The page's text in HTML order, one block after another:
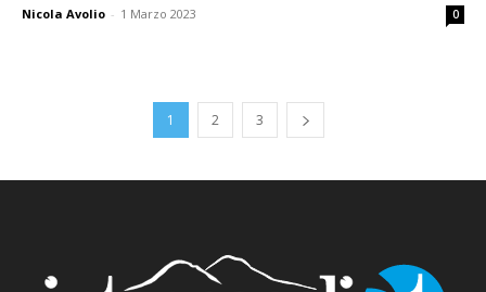
Nicola Avolio - 1 Marzo 2023 0
1 2 3